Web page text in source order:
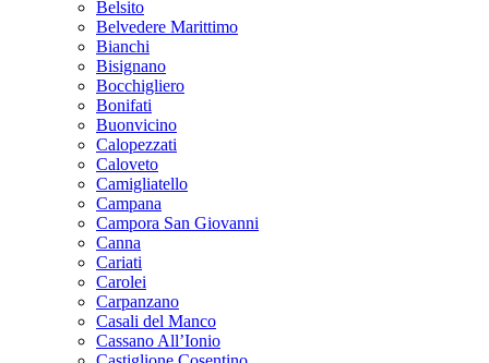
Belsito
Belvedere Marittimo
Bianchi
Bisignano
Bocchigliero
Bonifati
Buonvicino
Calopezzati
Caloveto
Camigliatello
Campana
Campora San Giovanni
Canna
Cariati
Carolei
Carpanzano
Casali del Manco
Cassano All’Ionio